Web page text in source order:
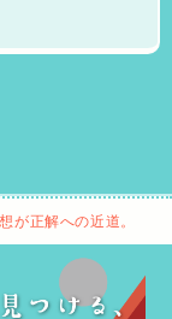
が正解への近道。